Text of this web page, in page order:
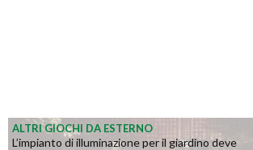
ALTRI GIOCHI DA ESTERNO
L’impianto di illuminazione per il giardino deve